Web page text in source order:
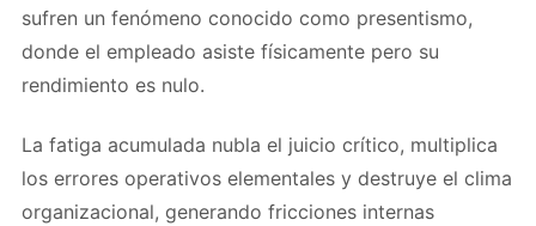
sufren un fenómeno conocido como presentismo,
donde el empleado asiste físicamente pero su
rendimiento es nulo.
La fatiga acumulada nubla el juicio crítico, multiplica
los errores operativos elementales y destruye el clima
organizacional, generando fricciones internas